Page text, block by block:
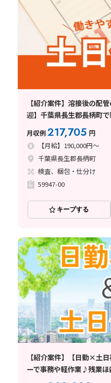
【紹介案件】溶接後の配
迎】千葉県長生郡長柄町
社員のお仕事
月収例217,705 円
【月給】190,000円～
千葉県長生郡長柄町
検査、梱包・仕分け
59947-00
キープする
【紹介案件】【日勤×土
ーで事務や軽作業♪残業